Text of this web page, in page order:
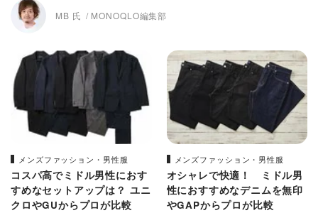
MB 氏 MONOQLO編集部
メンズファッション・男性服
コスパ高でミドル男性におす
すめなセットアップは？ ユニ
クロやGUからプロが比較
メンズファッション・男性服
オシャレで快適！ ミドル男
性におすすめなデニムを無印
やGAPからプロが比較